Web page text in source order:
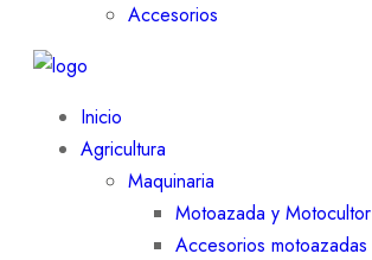
Accesorios
Inicio
Agricultura
Maquinaria
Motoazada y Motocultor
Accesorios motoazadas